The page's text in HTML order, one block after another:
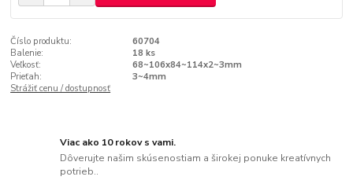
Číslo produktu:
60704
Balenie:
18 ks
Veľkosť:
68~106x84~114x2~3mm
Prieťah:
3~4mm
Strážiť cenu / dostupnosť
Viac ako 10 rokov s vami.
Dôverujte našim skúsenostiam a širokej ponuke kreatívnych
potrieb..